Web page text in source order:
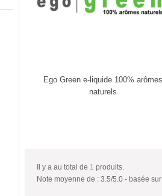
Ego Green e-liquide 100% arômes
naturels
Il y a au total de 1 produits.
Note moyenne de : 3.5/5.0 - basée